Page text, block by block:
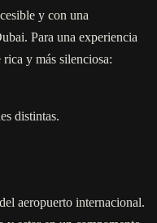
y con una
Para una experiencia
y más silenciosa:
distintas.
aeropuerto internacional.